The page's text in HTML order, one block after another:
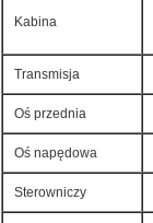
Kabina
Transmisja
Oś przednia
Oś napędowa
Sterowniczy